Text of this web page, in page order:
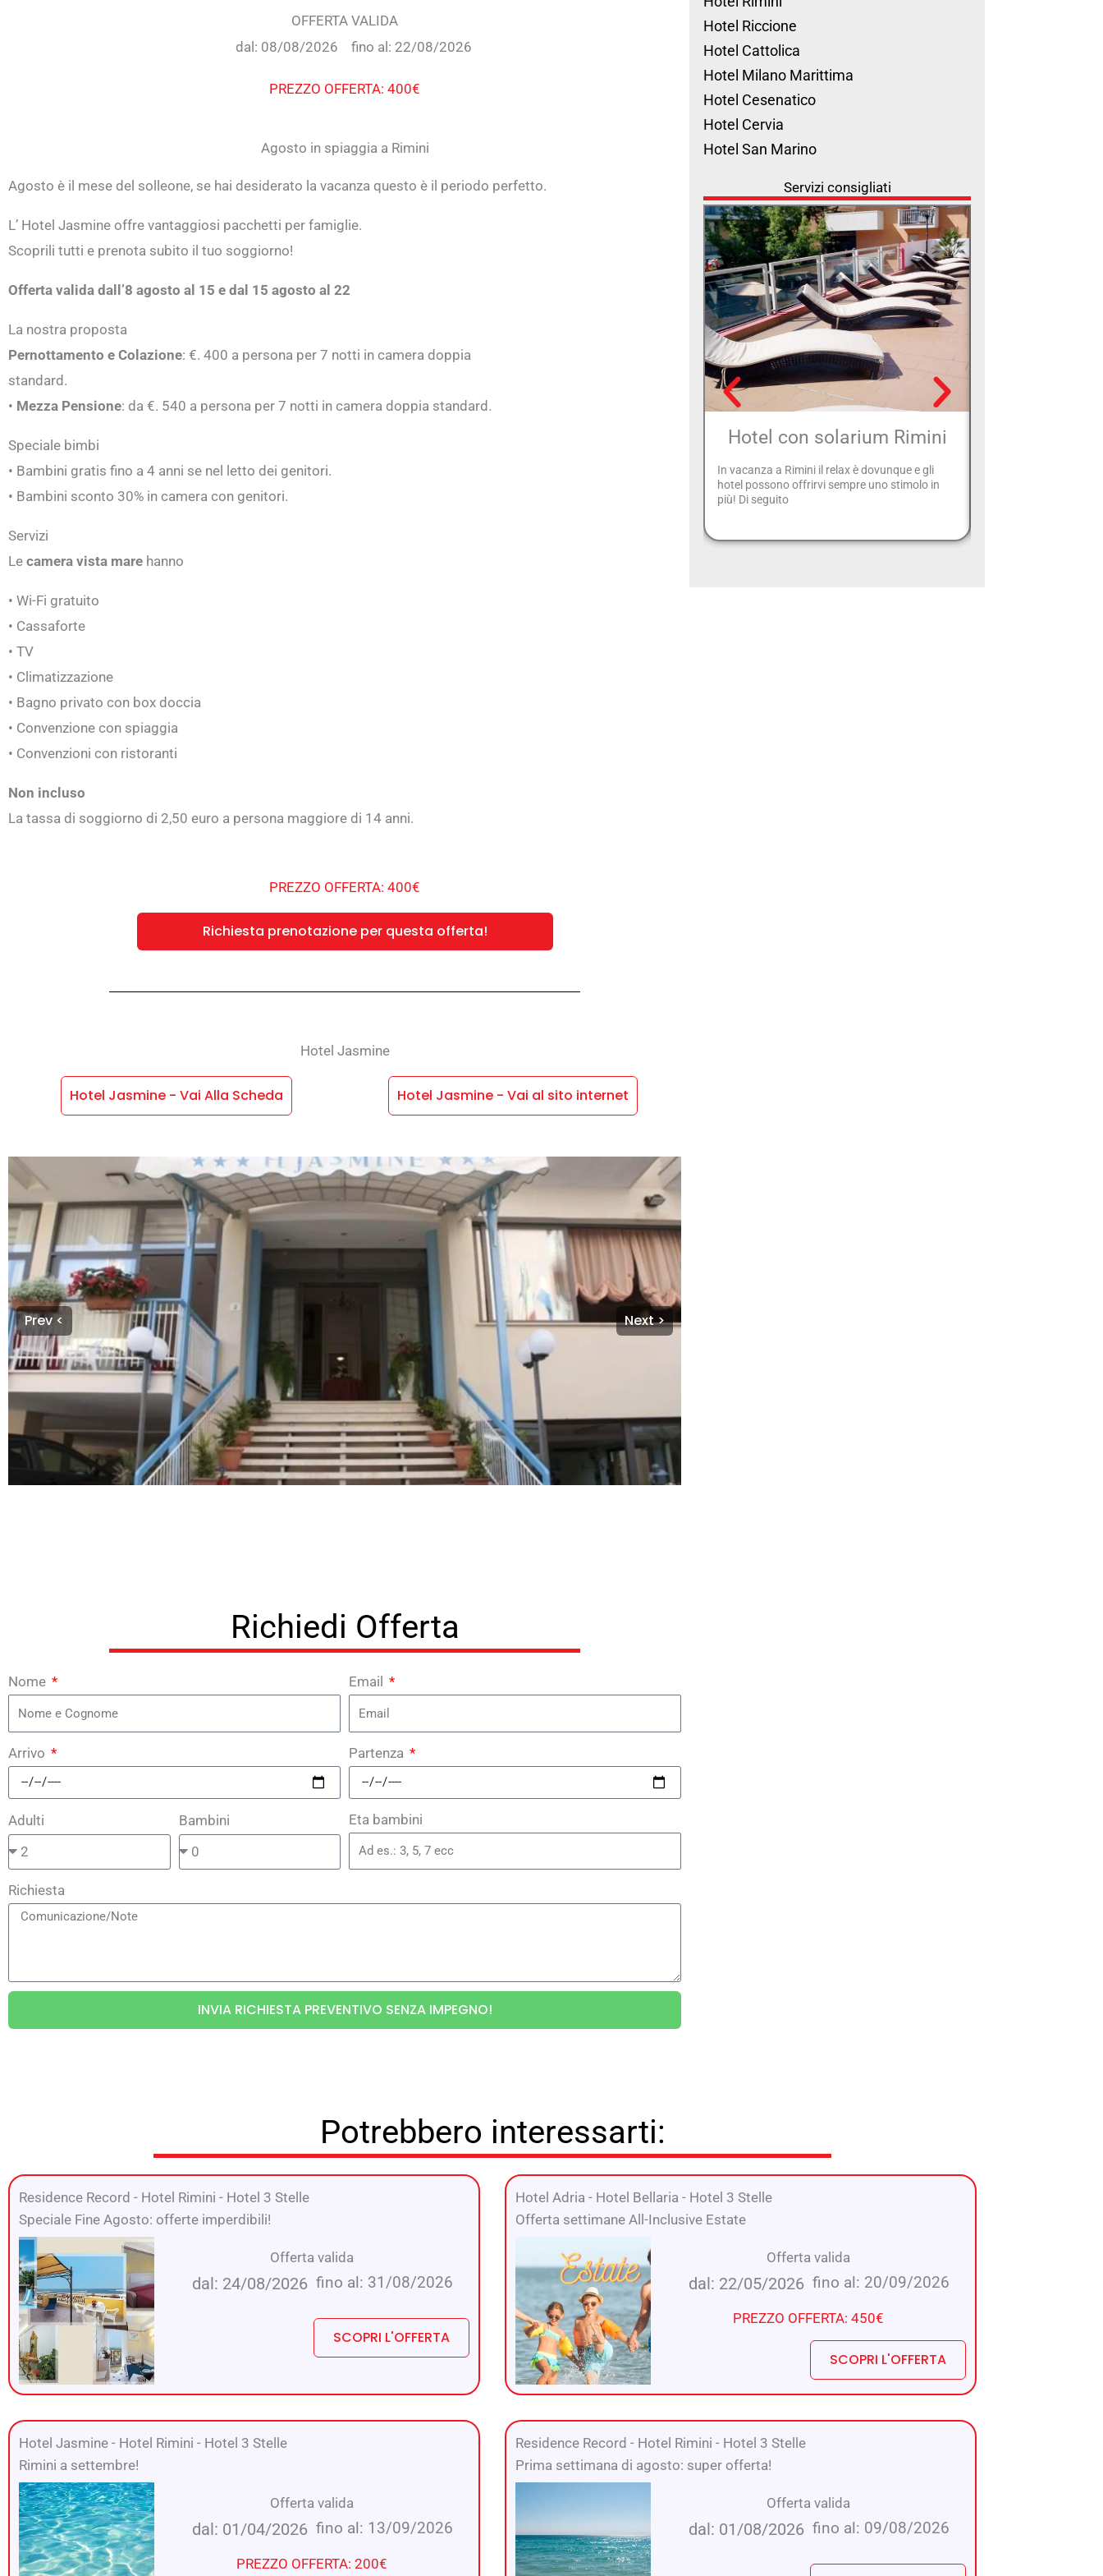
OFFERTA VALIDA
dal: 08/08/2026
fino al: 22/08/2026
PREZZO OFFERTA: 400€
Agosto in spiaggia a Rimini
Agosto è il mese del solleone, se hai desiderato la vacanza questo è il periodo perfetto.
L’ Hotel Jasmine offre vantaggiosi pacchetti per famiglie.
Scoprili tutti e prenota subito il tuo soggiorno!
Offerta valida dall’8 agosto al 15 e dal 15 agosto al 22
La nostra proposta
Pernottamento e Colazione: €. 400 a persona per 7 notti in camera doppia
standard.
• Mezza Pensione: da €. 540 a persona per 7 notti in camera doppia standard.
Speciale bimbi
• Bambini gratis fino a 4 anni se nel letto dei genitori.
• Bambini sconto 30% in camera con genitori.
Servizi
Le camera vista mare hanno
• Wi-Fi gratuito
• Cassaforte
• TV
• Climatizzazione
• Bagno privato con box doccia
• Convenzione con spiaggia
• Convenzioni con ristoranti
Non incluso
La tassa di soggiorno di 2,50 euro a persona maggiore di 14 anni.
PREZZO OFFERTA: 400€
Richiesta prenotazione per questa offerta!
Hotel Jasmine
Hotel Jasmine - Vai Alla Scheda Hotel Jasmine - Vai al sito internet
Prev < Next >
Richiedi Offerta
Nome Email
Arrivo Partenza
Adulti Bambini Eta bambini
Richiesta
INVIA RICHIESTA PREVENTIVO SENZA IMPEGNO!
Hotel Riccione
Hotel Cattolica
Hotel Milano Marittima
Hotel Cesenatico
Hotel Cervia
Hotel San Marino
Servizi consigliati
Hotel con solarium Rimini
In vacanza a Rimini il relax è dovunque e gli
hotel possono offrirvi sempre uno stimolo in
più! Di seguito
Potrebbero interessarti:
Residence Record - Hotel Rimini - Hotel 3 Stelle
Speciale Fine Agosto: offerte imperdibili!
Offerta valida
dal: 24/08/2026 fino al: 31/08/2026
SCOPRI L'OFFERTA
Hotel Adria- Hotel Bellaria- Hotel 3 Stelle
Offerta settimane All-Inclusive Estate
Offerta valida
dal: 22/05/2026 fino al: 20/09/2026
PREZZO OFFERTA: 450€
SCOPRI L'OFFERTA
Hotel Jasmine- Hotel Rimini - Hotel 3 Stelle
Rimini a settembre!
Offerta valida
dal: 01/04/2026 fino al: 13/09/2026
PREZZO OFFERTA: 200€
Residence Record - Hotel Rimini - Hotel 3 Stelle
Prima settimana di agosto: super offerta!
Offerta valida
dal: 01/08/2026 fino al: 09/08/2026